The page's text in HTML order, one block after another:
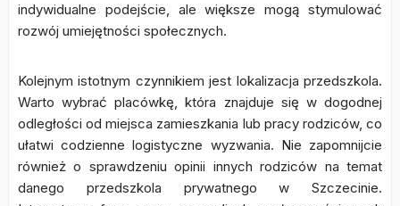
indywidualne podejście, ale większe mogą stymulować
rozwój umiejętności społecznych.
Kolejnym istotnym czynnikiem jest lokalizacja przedszkola.
Warto wybrać placówkę, która znajduje się w dogodnej
odległości od miejsca zamieszkania lub pracy rodziców, co
ułatwi codzienne logistyczne wyzwania. Nie zapomnijcie
również o sprawdzeniu opinii innych rodziców na temat
danego przedszkola prywatnego w Szczecinie.